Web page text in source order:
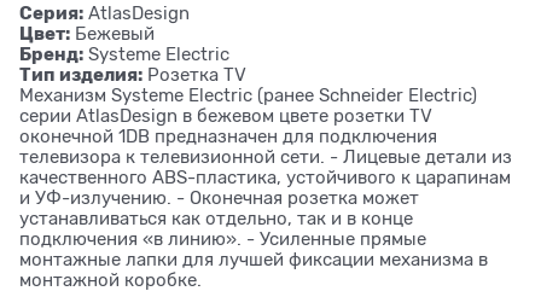
Серия: AtlasDesign
Цвет: Бежевый
Бренд: Systeme Electric
Тип изделия: Розетка ТV
Механизм Systeme Electric (ранее Schneider Electric)
серии AtlasDesign в бежевом цвете розетки TV
оконечной 1DB предназначен для подключения
телевизора к телевизионной сети. - Лицевые детали из
качественного ABS-пластика, устойчивого к царапинам
и УФ-излучению. - Оконечная розетка может
устанавливаться как отдельно, так и в конце
подключения «в линию». - Усиленные прямые
монтажные лапки для лучшей фиксации механизма в
монтажной коробке.